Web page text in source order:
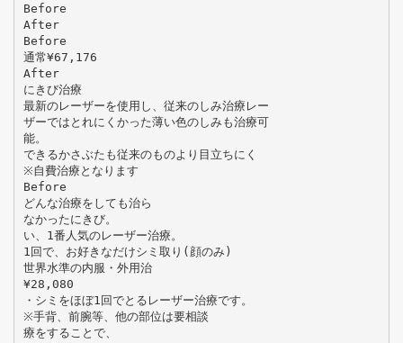
Before
After
Before
通常¥67,176
After
にきび治療
最新のレーザーを使用し、従来のしみ治療レー
ザーではとれにくかった薄い色のしみも治療可
能。
できるかさぶたも従来のものより目立ちにく
※自費治療となります
Before
どんな治療をしても治ら
なかったにきび。
い、1番人気のレーザー治療。
1回で、お好きなだけシミ取り(顔のみ)
世界水準の内服・外用治
¥28,080
・シミをほぼ1回でとるレーザー治療です。
※手背、前腕等、他の部位は要相談
療をすることで、